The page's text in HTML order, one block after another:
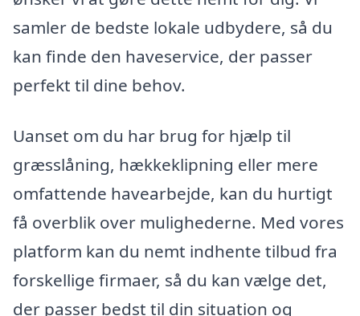
samler de bedste lokale udbydere, så du
kan finde den haveservice, der passer
perfekt til dine behov.
Uanset om du har brug for hjælp til
græsslåning, hækkeklipning eller mere
omfattende havearbejde, kan du hurtigt
få overblik over mulighederne. Med vores
platform kan du nemt indhente tilbud fra
forskellige firmaer, så du kan vælge det,
der passer bedst til din situation og